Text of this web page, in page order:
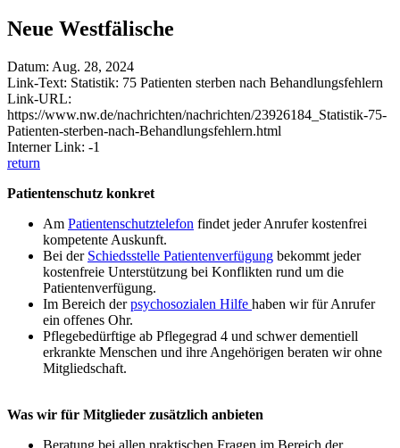
Neue Westfälische
Datum: Aug. 28, 2024
Link-Text: Statistik: 75 Patienten sterben nach Behandlungsfehlern
Link-URL:
https://www.nw.de/nachrichten/nachrichten/23926184_Statistik-75-
Patienten-sterben-nach-Behandlungsfehlern.html
Interner Link: -1
return
Patientenschutz konkret
Am Patientenschutztelefon findet jeder Anrufer kostenfrei
kompetente Auskunft.
Bei der Schiedsstelle Patientenverfügung bekommt jeder
kostenfreie Unterstützung bei Konflikten rund um die
Patientenverfügung.
Im Bereich derpsychosozialen Hilfe haben wir für Anrufer
ein offenes Ohr.
Pflegebedürftige ab Pflegegrad 4 und schwer dementiell
erkrankte Menschen und ihre Angehörigen beraten wir ohne
Mitgliedschaft.
Was wir für Mitglieder zusätzlich anbieten
Beratung bei allen praktischen Fragen im Bereich der